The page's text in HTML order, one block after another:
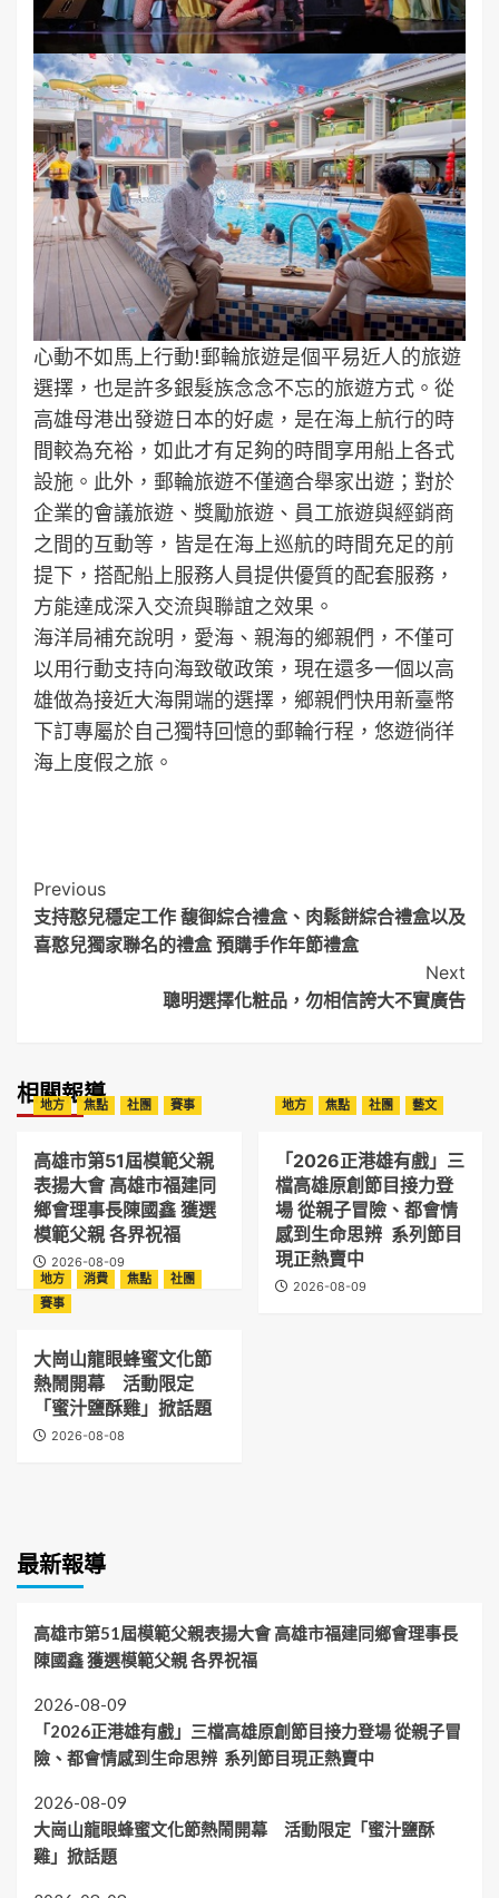
心動不如馬上行動!郵輪旅遊是個平易近人的旅遊
選擇，也是許多銀髮族念念不忘的旅遊方式。從
高雄母港出發遊日本的好處，是在海上航行的時
間較為充裕，如此才有足夠的時間享用船上各式
設施。此外，郵輪旅遊不僅適合舉家出遊；對於
企業的會議旅遊、獎勵旅遊、員工旅遊與經銷商
之間的互動等，皆是在海上巡航的時間充足的前
提下，搭配船上服務人員提供優質的配套服務，
方能達成深入交流與聯誼之效果。
海洋局補充說明，愛海、親海的鄉親們，不僅可
以用行動支持向海致敬政策，現在還多一個以高
雄做為接近大海開端的選擇，鄉親們快用新臺幣
下訂專屬於自己獨特回憶的郵輪行程，悠遊徜徉
海上度假之旅。
Post
Navigation
Previous
支持憨兒穩定工作 馥御綜合禮盒、肉鬆餅綜合禮盒以及
喜憨兒獨家聯名的禮盒 預購手作年節禮盒
Next
聰明選擇化粧品，勿相信誇大不實廣告
相關報導
地方 焦點 社團 賽事
高雄市第51屆模範父親
表揚大會 高雄市福建同
鄉會理事長陳國鑫 獲選
模範父親 各界祝福
2026-08-09
地方 焦點 社團 藝文
「2026正港雄有戲」三
檔高雄原創節目接力登
場 從親子冒險、都會情
感到生命思辨 系列節目
現正熱賣中
2026-08-09
地方 消費 焦點
社團
賽事
大崗山龍眼蜂蜜文化節
熱鬧開幕 活動限定
「蜜汁鹽酥雞」掀話題
2026-08-08
最新報導
高雄市第51屆模範父親表揚大會 高雄市福建同鄉會理事長
陳國鑫 獲選模範父親 各界祝福
2026-08-09
「2026正港雄有戲」三檔高雄原創節目接力登場 從親子冒
險、都會情感到生命思辨 系列節目現正熱賣中
2026-08-09
大崗山龍眼蜂蜜文化節熱鬧開幕 活動限定「蜜汁鹽酥
雞」掀話題